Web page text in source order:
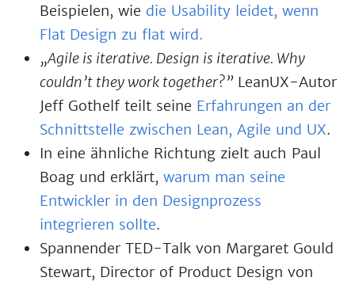
Beispielen, wie die Usability leidet, wenn
Flat Design zu flat wird.
„Agile is iterative. Design is iterative. Why
couldn’t they work together?”LeanUX-Autor
Jeff Gothelf teilt seine Erfahrungen an der
Schnittstelle zwischen Lean, Agile und UX.
In eine ähnliche Richtung zielt auch Paul
Boag und erklärt, warum man seine
Entwickler in den Designprozess
integrieren sollte.
Spannender TED-Talk von Margaret Gould
Stewart, Director of Product Design von